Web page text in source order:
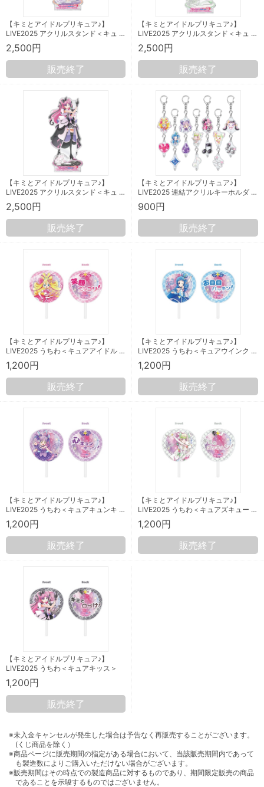
【キミとアイドルプリキュア♪】
LIVE2025 アクリルスタンド＜キュ …
2,500円
販売終了
【キミとアイドルプリキュア♪】
LIVE2025 アクリルスタンド＜キュ …
2,500円
販売終了
【キミとアイドルプリキュア♪】
LIVE2025 アクリルスタンド＜キュ …
2,500円
販売終了
【キミとアイドルプリキュア♪】
LIVE2025 連結アクリルキーホルダ …
900円
販売終了
【キミとアイドルプリキュア♪】
LIVE2025 うちわ＜キュアアイドル …
1,200円
販売終了
【キミとアイドルプリキュア♪】
LIVE2025 うちわ＜キュアウインク …
1,200円
販売終了
【キミとアイドルプリキュア♪】
LIVE2025 うちわ＜キュアキュンキ …
1,200円
販売終了
【キミとアイドルプリキュア♪】
LIVE2025 うちわ＜キュアズキュー …
1,200円
販売終了
【キミとアイドルプリキュア♪】
LIVE2025 うちわ＜キュアキッス＞
1,200円
販売終了
※未入金キャンセルが発生した場合は予告なく再販売することがございます。
(くじ商品を除く）
※商品ページに販売期間の指定がある場合において、当該販売期間内であって
も製造数によりご購入いただけない場合がございます。
※販売期間はその時点での製造商品に対するものであり、期間限定販売の商品
であることを示唆するものではございません。